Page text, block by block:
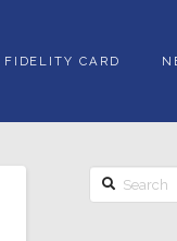
FIDELITY CARD
Search